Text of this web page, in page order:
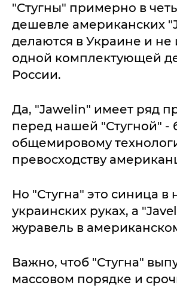
"Стугны" примерно в
дешевле американских
делаются в Украине и
одной комплектующей
России.
Да, "Jawelin" имеет ряд
перед нашей "Стугной" -
общемировому
превосходству
Но "Стугна" это синица в
украинских руках, а
журавель в
Важно, чтоб "Стугна"
массовом порядке и